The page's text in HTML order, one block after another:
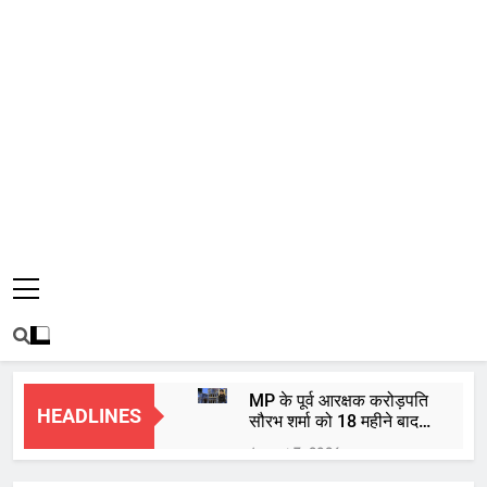
HEADLINES
MP के पूर्व आरक्षक करोड़पति
सौरभ शर्मा को 18 महीने बाद
हाईकोर्ट से मिली जमानत
August 7, 2026